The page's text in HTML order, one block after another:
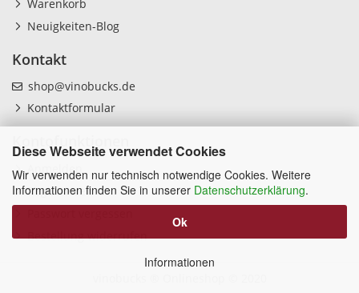
Diese Webseite verwendet Cookies
Wir verwenden nur technisch notwendige Cookies. Weitere
Informationen finden Sie in unserer Datenschutzerklärung.
Ok
Informationen
Warenkorb
Neuigkeiten-Blog
Kontakt
shop@vinobucks.de
Kontaktformular
Anmelden
Registrieren
Bestellung widerrufen